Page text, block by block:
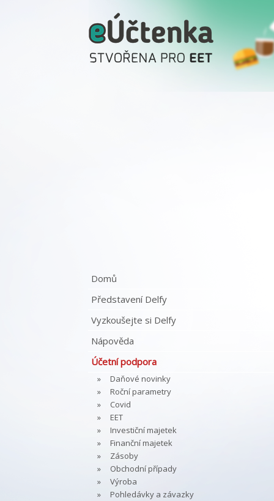
Domů
Představení Delfy
Vyzkoušejte si Delfy
Nápověda
Účetní podpora
Daňové novinky
Roční parametry
Covid
EET
Investiční majetek
Finanční majetek
Zásoby
Obchodní případy
Výroba
Pohledávky a závazky